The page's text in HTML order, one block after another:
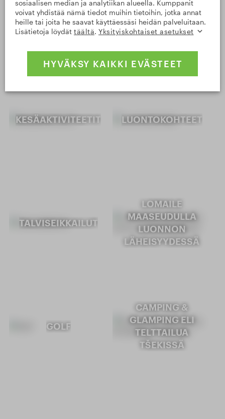
Aktiiviloma
KESÄAKTIVITEETIT LUONTOKOHTEET
TALVISEIKKAILUT
LOMAILE
MAASEUDULLA
LUONNON
LÄHEISYYDESSÄ
GOLF
CAMPING &
GLAMPING ELI
TELTTAILUA
TŠEKISSÄ
sosiaalisen median ja analytiikan alueella. Kumppanit
voivat yhdistää nämä tiedot muihin tietoihin, jotka annat
heille tai joita he saavat käyttäessäsi heidän palveluitaan.
Lisätietoja löydät täältä. Yksityiskohtaiset asetukset
HYVÄKSY KAIKKI EVÄSTEET